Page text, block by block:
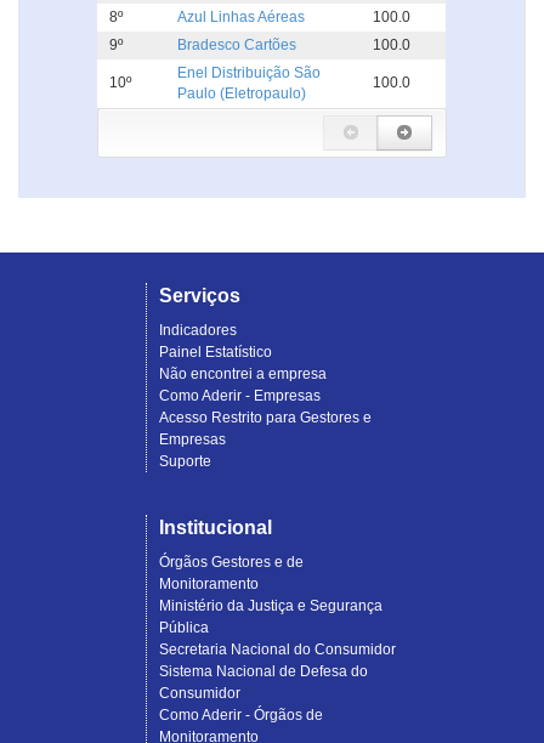
8º
Azul Linhas Aéreas
100.0
9º
Bradesco Cartões 100.0
10º
Enel Distribuição São
Paulo (Eletropaulo)
100.0
Serviços
Indicadores
Painel Estatístico
Não encontrei a empresa
Como Aderir - Empresas
Acesso Restrito para Gestores e
Empresas
Suporte
Institucional
Órgãos Gestores e de
Monitoramento
Ministério da Justiça e Segurança
Pública
Secretaria Nacional do Consumidor
Sistema Nacional de Defesa do
Consumidor
Como Aderir - Órgãos de
Monitoramento